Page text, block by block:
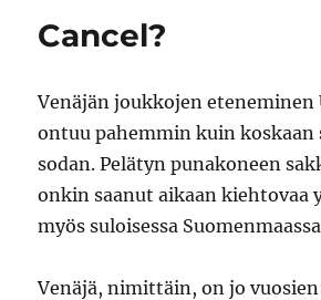
Cancel?
Venäjän joukkojen eteneminen
ontuu pahemmin kuin
sodan. Pelätyn punakoneen
onkin saanut aikaan kiehtovaa
myös suloisessa
Venäjä, nimittäin, on jo